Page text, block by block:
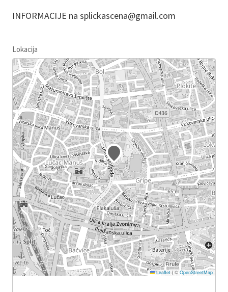
INFORMACIJE na splickascena@gmail.com
Lokacija
Leaflet |© OpenStreetMap